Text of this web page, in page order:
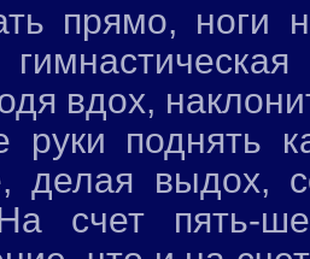
прямо, ноги
вдох,
руки поднять
делая выдох,
счет пять-